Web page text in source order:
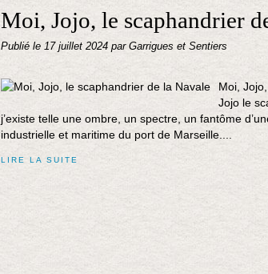
Moi, Jojo, le scaphandrier
Publié le 17 juillet 2024 par Garrigues et Sentiers
Moi,
Jojo le
j’existe telle une ombre, un spectre, un fantôme
industrielle et maritime du port de Marseille....
LIRE LA SUITE